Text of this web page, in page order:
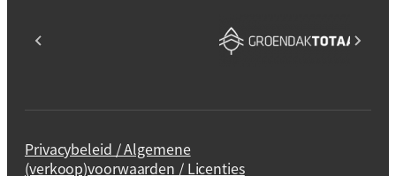
Privacybeleid / Algemene
(verkoop)voorwaarden / Licenties